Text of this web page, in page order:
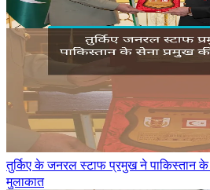
तुर्किए के जनरल स्टाफ प्रमुख ने पाकिस्तान
मुलाकात